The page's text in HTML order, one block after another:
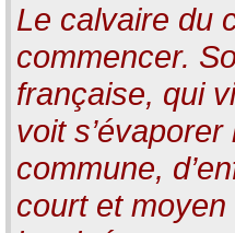
Le calvaire du
commencer.
française, qui
voit
commune,
court et